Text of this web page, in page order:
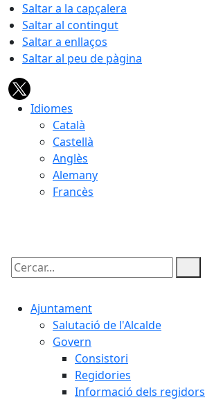
Saltar a la capçalera
Saltar al contingut
Saltar a enllaços
Saltar al peu de pàgina
Idiomes
Català
Castellà
Anglès
Alemany
Francès
Cercar:
Ajuntament
Salutació de l'Alcalde
Govern
Consistori
Regidories
Informació dels regidors